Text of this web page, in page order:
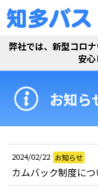
弊社では、新型コロナ
安心
お知ら
2024/02/22 お知らせ
カムバック制度につ